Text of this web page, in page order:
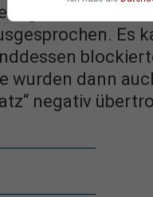
regelrecht
Es
wurden dann
negativ